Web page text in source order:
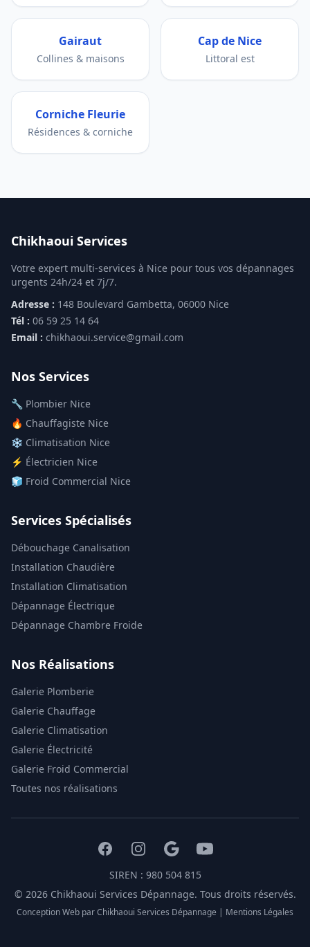
Gairaut
Collines & maisons
Cap de Nice
Littoral est
Corniche Fleurie
Résidences & corniche
Chikhaoui Services
Votre expert multi-services à Nice pour tous vos dépannages
urgents 24h/24 et 7j/7.
Adresse : 148 Boulevard Gambetta, 06000 Nice
Tél : 06 59 25 14 64
Email : chikhaoui.service@gmail.com
Nos Services
🔧 Plombier Nice
🔥 Chauffagiste Nice
❄️ Climatisation Nice
⚡ Électricien Nice
🧊 Froid Commercial Nice
Services Spécialisés
Débouchage Canalisation
Installation Chaudière
Installation Climatisation
Dépannage Électrique
Dépannage Chambre Froide
Nos Réalisations
Galerie Plomberie
Galerie Chauffage
Galerie Climatisation
Galerie Électricité
Galerie Froid Commercial
Toutes nos réalisations
SIREN : 980 504 815
© 2026Chikhaoui Services Dépannage. Tous droits réservés.
Conception Web par Chikhaoui Services Dépannage | Mentions Légales